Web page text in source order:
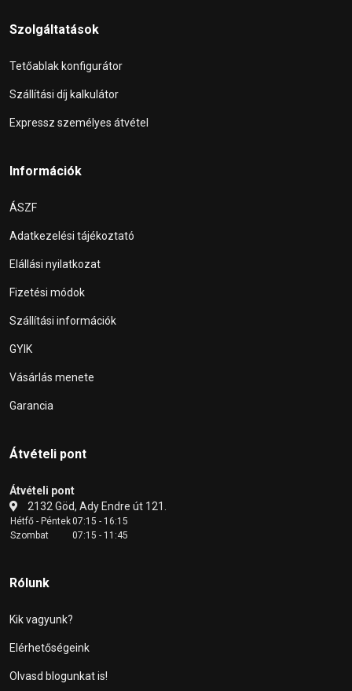
Szolgáltatások
Tetőablak konfigurátor
Szállítási díj kalkulátor
Expressz személyes átvétel
Információk
ÁSZF
Adatkezelési tájékoztató
Elállási nyilatkozat
Fizetési módok
Szállítási információk
GYIK
Vásárlás menete
Garancia
Átvételi pont
Átvételi pont
2132 Göd, Ady Endre út 121.
Hétfő - Péntek07:15 - 16:15
Szombat
07:15 - 11:45
Rólunk
Kik vagyunk?
Elérhetőségeink
Olvasd blogunkat is!